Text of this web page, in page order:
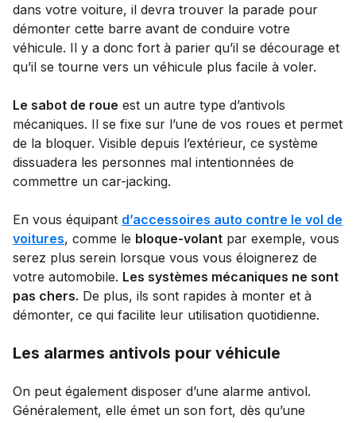
dans votre voiture, il devra trouver la parade pour
démonter cette barre avant de conduire votre
véhicule. Il y a donc fort à parier qu’il se décourage et
qu’il se tourne vers un véhicule plus facile à voler.
Le sabot de roue est un autre type d’antivols
mécaniques. Il se fixe sur l’une de vos roues et permet
de la bloquer. Visible depuis l’extérieur, ce système
dissuadera les personnes mal intentionnées de
commettre un car-jacking.
En vous équipant d’accessoires auto contre le vol de
voitures, comme le bloque-volant par exemple, vous
serez plus serein lorsque vous vous éloignerez de
votre automobile. Les systèmes mécaniques ne sont
pas chers. De plus, ils sont rapides à monter et à
démonter, ce qui facilite leur utilisation quotidienne.
Les alarmes antivols pour véhicule
On peut également disposer d’une alarme antivol.
Généralement, elle émet un son fort, dès qu’une